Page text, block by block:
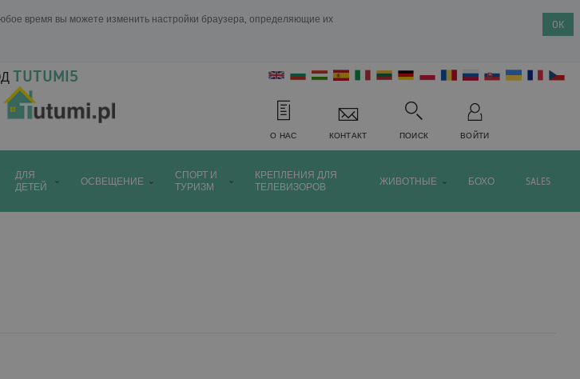
время вы можете изменить настройки браузера, определяющие их
OK
TUTUMI5
О НАС КОНТАКТ ПОИСК ВОЙТИ
ДЛЯ
ДЕТЕЙ
ОСВЕЩЕНИЕ
СПОРТ И
ТУРИЗМ
КРЕПЛЕНИЯ ДЛЯ
ТЕЛЕВИЗОРОВ
ЖИВОТНЫЕ БОХО SALES